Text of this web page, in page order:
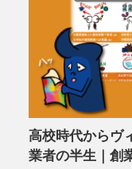
高校時代からヴ
業者の半生｜創